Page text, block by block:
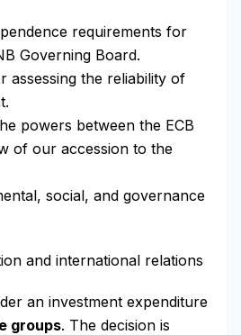
requirements for
Governing Board.
assessing the reliability of
powers between the ECB
of our accession to the
social, and governance
and international relations
an investment expenditure
groups. The decision is